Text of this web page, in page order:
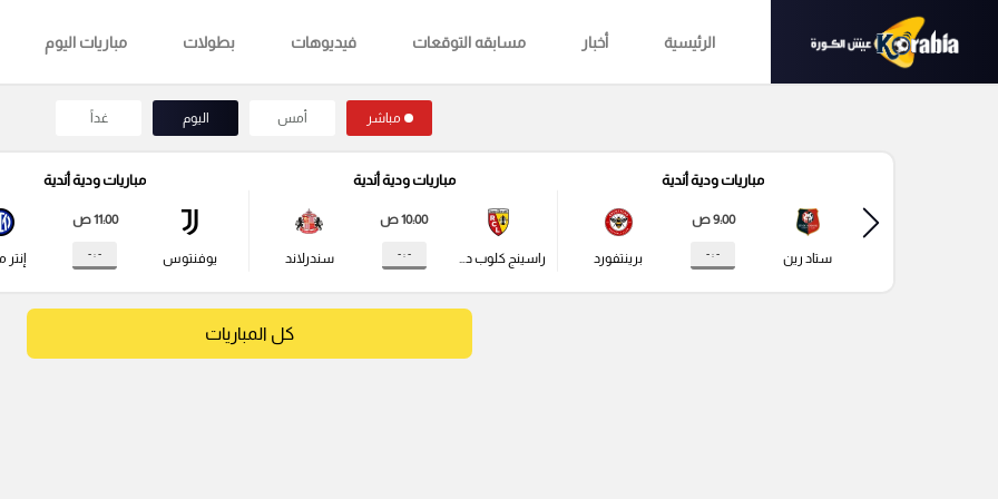
الرئيسية أخبار مسابقه التوقعات فيديوهات بطولات مباريات اليوم
مباشر أمس اليوم غداً
مباريات ودية أندية
ستاد رين
9:00 ص
- : - برينتفورد
مباريات ودية أندية
راسينج كلوب دي لانس
10:00 ص
- : - سندرلاند
مباريات ودية أندية
يوفنتوس
11:00 ص
- : - إنتر
كل المباريات